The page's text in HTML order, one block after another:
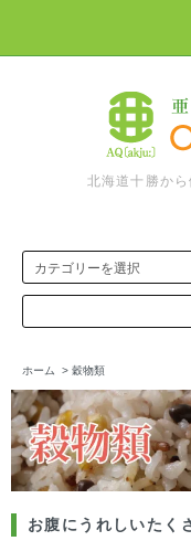
北海道十勝か
ホーム > 穀物類
お腹にうれしいたく